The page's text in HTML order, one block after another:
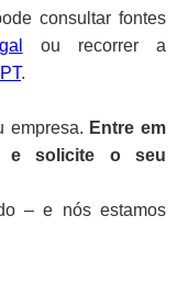
consultar fontes
ou recorrer a
.
empresa. Entre em
e solicite o seu
– e nós estamos